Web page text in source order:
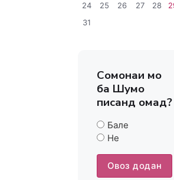
24
25 26 27 28
31
Сомонаи мо
ба Шумо
писанд омад?
Бале
Не
Овоз додан